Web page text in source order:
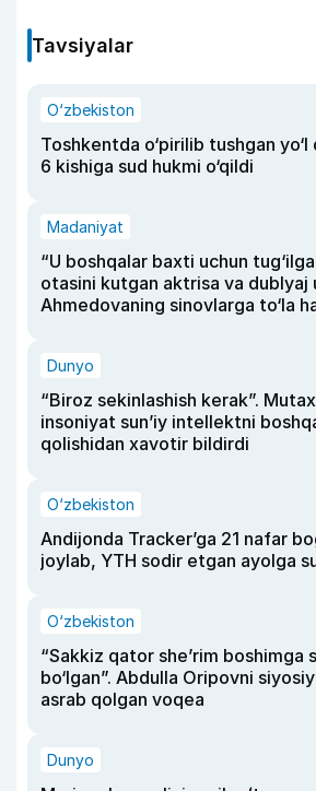
Tavsiyalar
O‘zbekiston
Toshkentda o‘pirilib tushgan yo‘l
6 kishiga sud hukmi o‘qildi
Madaniyat
“U boshqalar baxti uchun
otasini kutgan aktrisa va dublyaj
Ahmedovaning sinovlarga to‘la
Dunyo
“Biroz sekinlashish kerak”.
insoniyat sun’iy intellektni
qolishidan xavotir bildirdi
O‘zbekiston
Andijonda Tracker’ga 21 nafar
joylab, YTH sodir etgan ayolga
O‘zbekiston
“Sakkiz qator she’rim boshimga
bo‘lgan”. Abdulla Oripovni
asrab qolgan voqea
Dunyo